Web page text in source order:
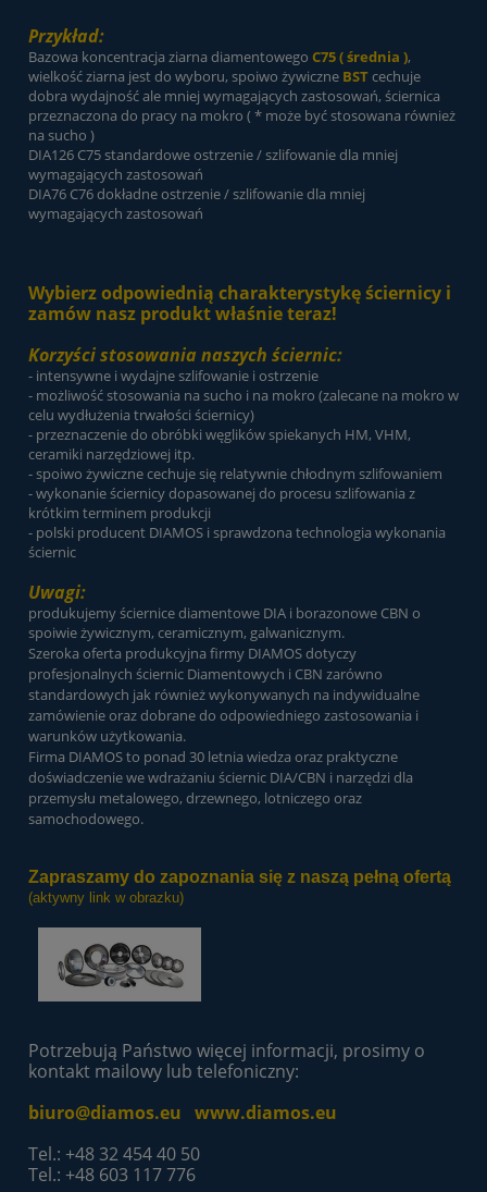
Przykład:
Bazowa koncentracja ziarna diamentowego C75 ( średnia ),
wielkość ziarna jest do wyboru, spoiwo żywiczne BSTcechuje
dobra wydajność ale mniej wymagających zastosowań, ściernica
przeznaczona do pracy na mokro ( * może być stosowana również
na sucho )
DIA126 C75 standardowe ostrzenie / szlifowanie dla mniej
wymagających zastosowań
DIA76 C76 dokładne ostrzenie / szlifowanie dla mniej
wymagających zastosowań
Wybierz odpowiednią charakterystykę ściernicy i
zamów nasz produkt właśnie teraz!
Korzyści stosowania naszych ściernic:
- intensywne i wydajne szlifowanie i ostrzenie
- możliwość stosowania na sucho i na mokro (zalecane na mokro w
celu wydłużenia trwałości ściernicy)
- przeznaczenie do obróbki węglików spiekanych HM, VHM,
ceramiki narzędziowej itp.
- spoiwo żywiczne cechuje się relatywnie chłodnym szlifowaniem
- wykonanie ściernicy dopasowanej do procesu szlifowania z
krótkim terminem produkcji
- polski producent DIAMOS i sprawdzona technologia wykonania
ściernic
Uwagi:
produkujemy ściernice diamentowe DIA i borazonowe CBN o
spoiwie żywicznym, ceramicznym, galwanicznym.
Szeroka oferta produkcyjna firmy DIAMOS dotyczy
profesjonalnych ściernic Diamentowych i CBN zarówno
standardowych jak również wykonywanych na indywidualne
zamówienie oraz dobrane do odpowiedniego zastosowania i
warunków użytkowania.
Firma DIAMOS to ponad 30 letnia wiedza oraz praktyczne
doświadczenie we wdrażaniu ściernic DIA/CBN i narzędzi dla
przemysłu metalowego, drzewnego, lotniczego oraz
samochodowego.
Zapraszamy do zapoznania się z naszą pełną ofertą
(aktywny link w obrazku)
Potrzebują Państwo więcej informacji, prosimy o
kontakt mailowy lub telefoniczny:
biuro@diamos.eu www.diamos.eu
Tel.: +48 32 454 40 50
Tel.: +48 603 117 776